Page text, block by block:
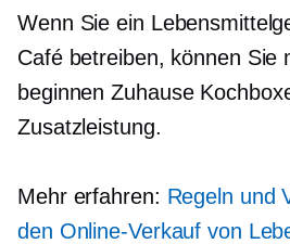
Wenn Sie ein
Café betreiben, können Sie
beginnenZuhause
Zusatzleistung.
Mehr erfahren: Regeln und
den Online-Verkauf von